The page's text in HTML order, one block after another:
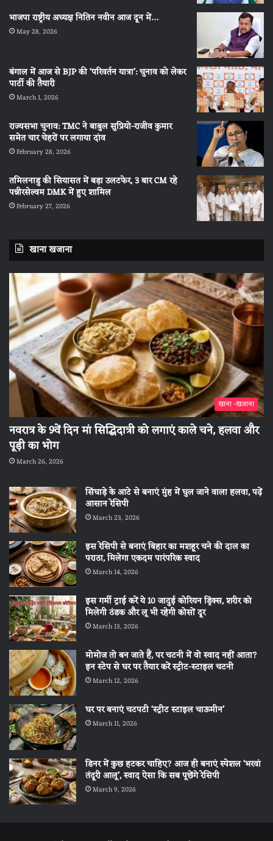
भाजपा राष्ट्रीय अध्यक्ष नितिन नवीन आज दून में…
May 28, 2026
बंगाल में आज से BJP की ‘परिवर्तन यात्रा’: चुनाव को लेकर
पार्टी की तैयारी
March 1, 2026
राज्यसभा चुनाव: TMC ने बाबुल सुप्रियो-राजीव कुमार
समेत चार चेहरों पर लगाया दांव
February 28, 2026
तमिलनाडु की सियासत में बड़ा उलटफेर, 3 बार CM रहे
पन्नीरसेल्वम DMK में हुए शामिल
February 27, 2026
खाना खजाना
खाना -खजाना
नवरात्र के 9वें दिन मां सिद्धिदात्री को लगाएं काले चने, हलवा और
पूड़ी का भोग
March 26, 2026
सिंघाड़े के आटे से बनाएं मुंह में घुल जाने वाला हलवा, पढ़ें
आसान रेसिपी
March 23, 2026
इस रेसिपी से बनाएं बिहार का मशहूर चने की दाल का
पराठा, मिलेगा एकदम पारंपरिक स्वाद
March 14, 2026
इस गर्मी ट्राई करें ये 10 जादुई कोरियन ड्रिंक्स, शरीर को
मिलेगी ठंडक और लू भी रहेगी कोसों दूर
March 13, 2026
मोमोज तो बन जाते हैं, पर चटनी में वो स्वाद नहीं आता?
इन स्टेप से घर पर तैयार करें स्ट्रीट-स्टाइल चटनी
March 12, 2026
घर पर बनाएं चटपटी ‘स्ट्रीट स्टाइल चाऊमीन’
March 11, 2026
डिनर में कुछ हटकर चाहिए? आज ही बनाएं स्पेशल ‘भरवां
तंदूरी आलू’, स्वाद ऐसा कि सब पूछेंगे रेसिपी
March 9, 2026